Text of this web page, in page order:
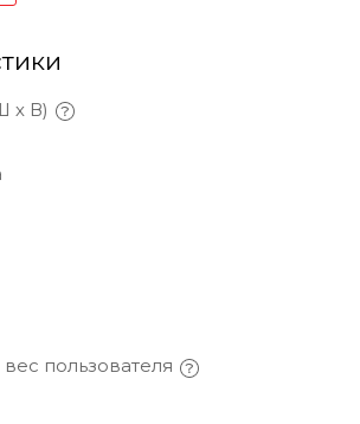
х В)
пользователя